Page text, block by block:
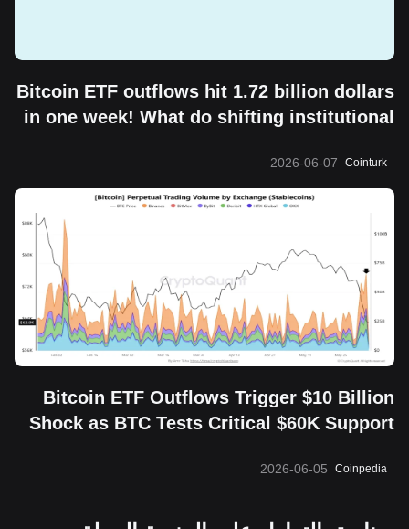
Bitcoin ETF outflows hit 1.72 billion dollars
in one week! What do shifting institutional
Cointurk
2026-06-07
Bitcoin ETF Outflows Trigger $10 Billion
Shock as BTC Tests Critical $60K Support
Coinpedia
2026-06-05